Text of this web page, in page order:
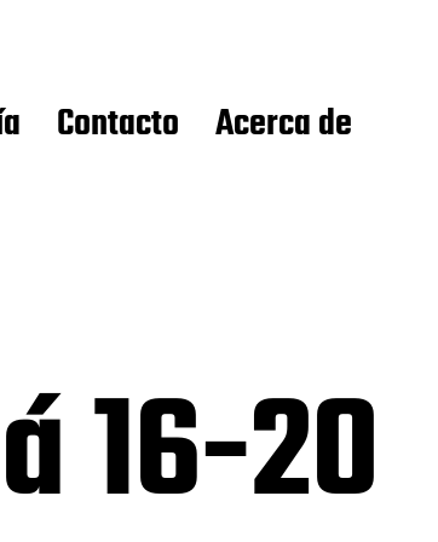
Contacto Acerca de
16-20